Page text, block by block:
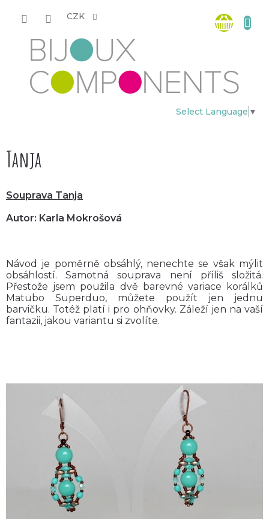
CZK
Select Language ▼
košík
Tanja
Souprava Tanja
Autor: Karla Mokrošová
Návod je poměrně obsáhlý, nenechte se však mýlit
obsáhlostí. Samotná souprava není příliš složitá.
Přestože jsem použila dvě barevné variace korálků
Matubo Superduo, můžete použít jen jednu
barvičku. Totéž platí i pro ohňovky. Záleží jen na vaší
fantazii, jakou variantu si zvolíte.